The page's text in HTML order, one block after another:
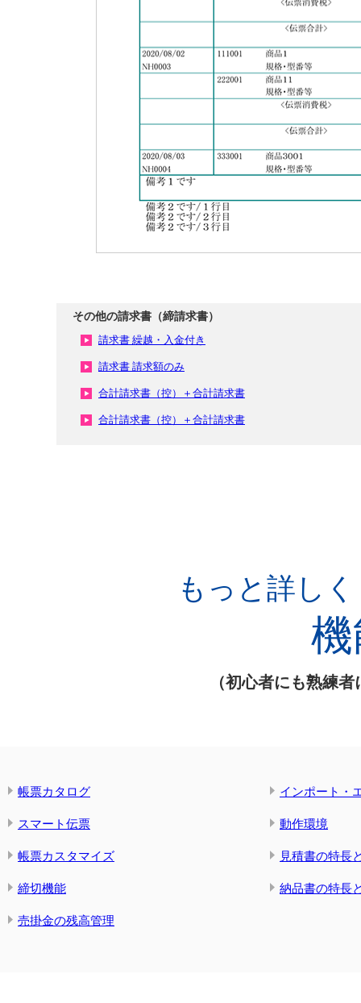
その他の請求書（締請求書）
請求書 繰越・入金付き
請求書 請求額のみ
合計請求書（控）＋合計請求書
合計請求書（控）＋合計請求書
もっと詳し
（初心者にも熟練
帳票カタログ インポート・
スマート伝票 動作環境
帳票カスタマイズ 見積書の特長
締切機能 納品書の特長
売掛金の残高管理